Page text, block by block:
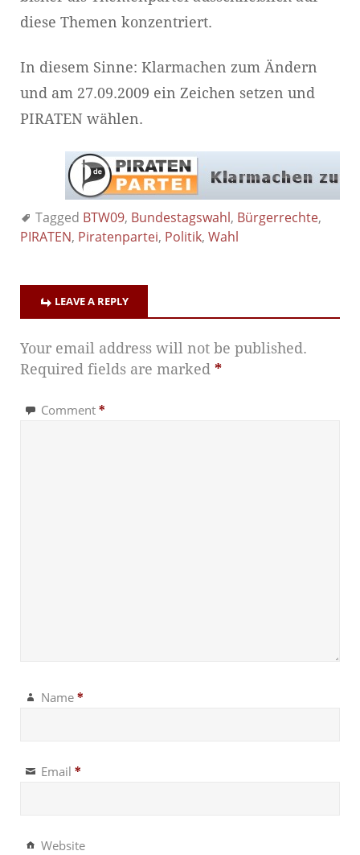
diese Themen konzentriert.
In diesem Sinne: Klarmachen zum Ändern
und am 27.09.2009 ein Zeichen setzen und
PIRATEN wählen.
Tagged BTW09, Bundestagswahl, Bürgerrechte,
PIRATEN, Piratenpartei, Politik, Wahl
LEAVE A REPLY
Your email address will not be published.
Required fields are marked *
Comment *
Name *
Email *
Website